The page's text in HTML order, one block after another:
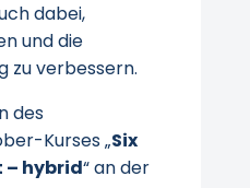
dabei,
und die
zu verbessern.
des
Kurses „Six
– hybrid“ an der